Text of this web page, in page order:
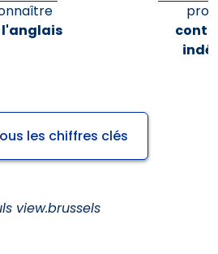
les chiffres clés
view.brussels